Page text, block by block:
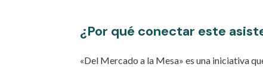
¿Por qué conectar este
«Del Mercado a la Mesa» es una iniciativa